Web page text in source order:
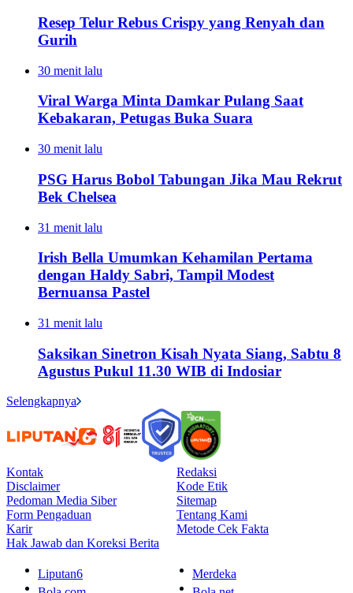
Resep Telur Rebus Crispy yang Renyah dan
Gurih
30 menit lalu
Viral Warga Minta Damkar Pulang Saat
Kebakaran, Petugas Buka Suara
30 menit lalu
PSG Harus Bobol Tabungan Jika Mau Rekrut
Bek Chelsea
31 menit lalu
Irish Bella Umumkan Kehamilan Pertama
dengan Haldy Sabri, Tampil Modest
Bernuansa Pastel
31 menit lalu
Saksikan Sinetron Kisah Nyata Siang, Sabtu 8
Agustus Pukul 11.30 WIB di Indosiar
Selengkapnya
Kontak
Redaksi
Disclaimer
Kode Etik
Pedoman Media Siber
Sitemap
Form Pengaduan
Tentang Kami
Karir
Metode Cek Fakta
Hak Jawab dan Koreksi Berita
Liputan6
Merdeka